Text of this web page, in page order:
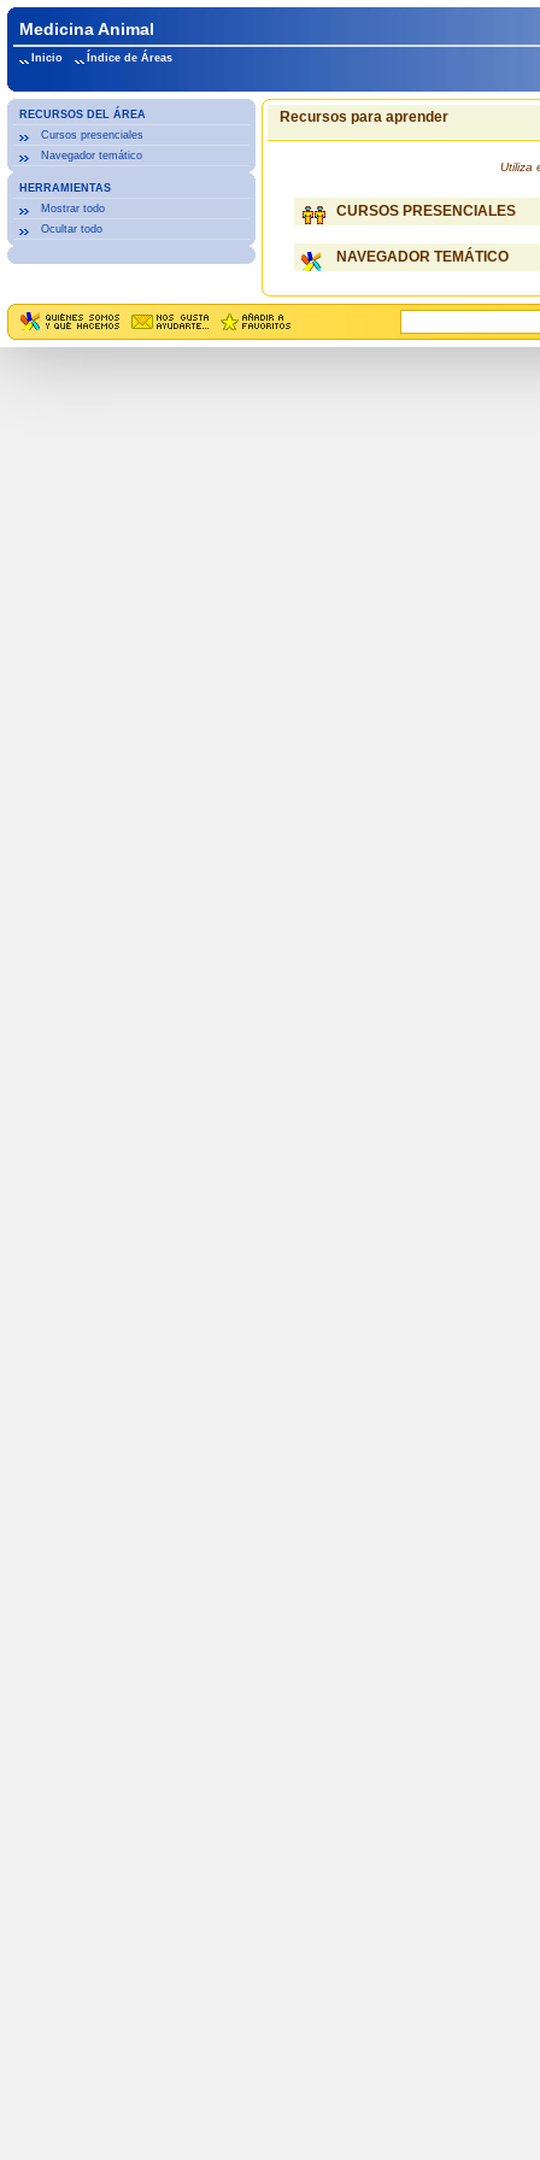
Medicina Animal
Inicio Índice de Áreas
RECURSOS DEL ÁREA
Cursos presenciales
Navegador temático
HERRAMIENTAS
Mostrar todo
Ocultar todo
Recursos para aprender
Utiliza
CURSOS PRESENCIALES
NAVEGADOR TEMÁTICO